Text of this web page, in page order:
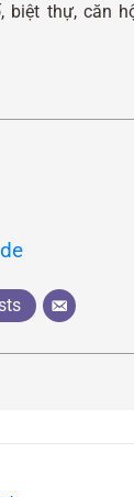
biệt thự, căn